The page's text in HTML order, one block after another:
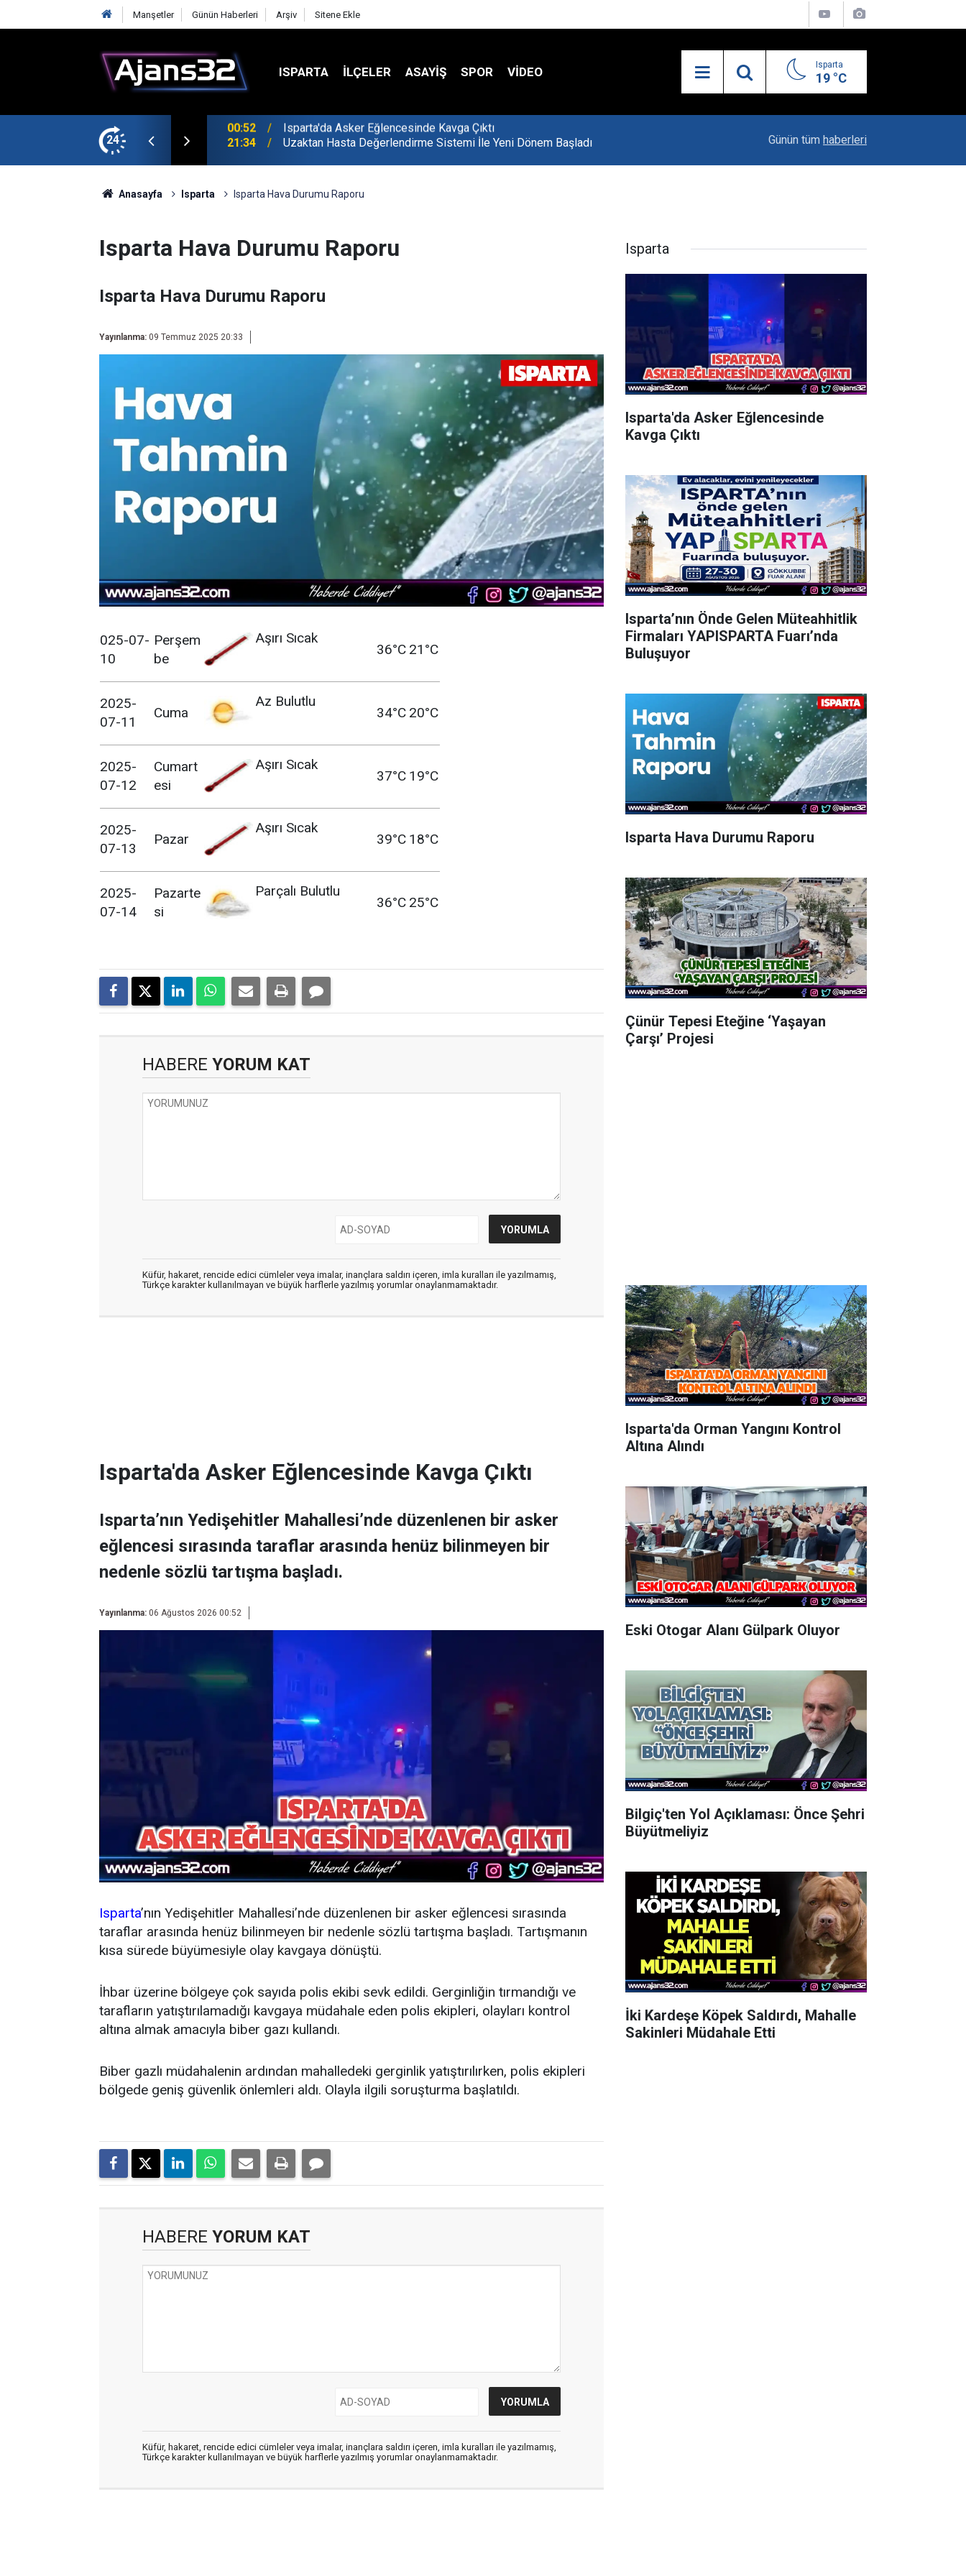
Manşetler Günün Haberleri Arşiv Sitene Ekle
ISPARTA İLÇELER ASAYİŞ SPOR VIDEO Isparta
19 °C
24 21:34 Uzaktan Hasta Değerlendirme Sistemi İle Yeni Dönem Başladı MHP’de İlçe Kongreleri Başlıyor
Günün tüm haberleri
Anasayfa Isparta Isparta Hava Durumu Raporu
Isparta Hava Durumu Raporu
Isparta Hava Durumu Raporu
Yayınlanma: 09 Temmuz 2025 20:33
025-07-
10
Perşem
be
Aşırı Sıcak
36°C 21°C
2025-
07-11
Cuma
Az Bulutlu
34°C 20°C
2025-
07-12
Cumart
esi
Aşırı Sıcak
37°C 19°C
2025-
07-13
Pazar
Aşırı Sıcak
39°C 18°C
2025-
07-14
Pazarte
si
Parçalı Bulutlu
36°C 25°C
HABERE YORUM KAT
Küfür, hakaret, rencide edici cümleler veya imalar, inançlara saldırı içeren, imla kuralları ile yazılmamış,
Türkçe karakter kullanılmayan ve büyük harflerle yazılmış yorumlar onaylanmamaktadır.
Isparta'da Asker Eğlencesinde Kavga Çıktı
Isparta’nın Yedişehitler Mahallesi’nde düzenlenen bir asker
eğlencesi sırasında taraflar arasında henüz bilinmeyen bir
nedenle sözlü tartışma başladı.
Yayınlanma: 06 Ağustos 2026 00:52
Isparta’nın Yedişehitler Mahallesi’nde düzenlenen bir asker eğlencesi sırasında
taraflar arasında henüz bilinmeyen bir nedenle sözlü tartışma başladı. Tartışmanın
kısa sürede büyümesiyle olay kavgaya dönüştü.
İhbar üzerine bölgeye çok sayıda polis ekibi sevk edildi. Gerginliğin tırmandığı ve
tarafların yatıştırılamadığı kavgaya müdahale eden polis ekipleri, olayları kontrol
altına almak amacıyla biber gazı kullandı.
Biber gazlı müdahalenin ardından mahalledeki gerginlik yatıştırılırken, polis ekipleri
bölgede geniş güvenlik önlemleri aldı. Olayla ilgili soruşturma başlatıldı.
HABERE YORUM KAT
Küfür, hakaret, rencide edici cümleler veya imalar, inançlara saldırı içeren, imla kuralları ile yazılmamış,
Türkçe karakter kullanılmayan ve büyük harflerle yazılmış yorumlar onaylanmamaktadır.
Isparta
Isparta'da Asker Eğlencesinde
Kavga Çıktı
Isparta’nın Önde Gelen Müteahhitlik
Firmaları YAPISPARTA Fuarı’nda
Buluşuyor
Isparta Hava Durumu Raporu
Çünür Tepesi Eteğine ‘Yaşayan
Çarşı’ Projesi
Isparta'da Orman Yangını Kontrol
Altına Alındı
Eski Otogar Alanı Gülpark Oluyor
Bilgiç'ten Yol Açıklaması: Önce Şehri
Büyütmeliyiz
İki Kardeşe Köpek Saldırdı, Mahalle
Sakinleri Müdahale Etti